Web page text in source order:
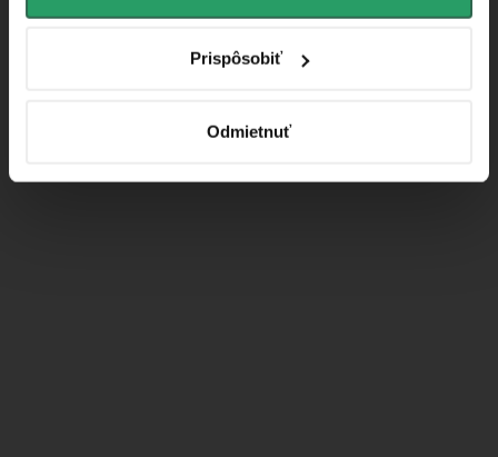
Prispôsobiť
Odmietnuť
Instagram